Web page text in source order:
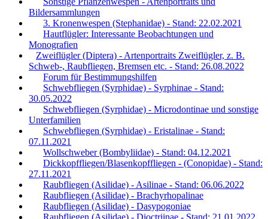
Bildersammlungen
3. Kronenwespen (Stephanidae) - Stand: 22.02.2021
Hautflügler: Interessante Beobachtungen und
Monografien
Zweiflügler (Diptera) - Artenportraits Zweiflügler, z. B.
Schweb-, Raubfliegen, Bremsen etc. - Stand: 26.08.2022
Forum für Bestimmungshilfen
Schwebfliegen (Syrphidae) - Syrphinae - Stand:
30.05.2022
Schwebfliegen (Syrphidae) - Microdontinae und sonstige
Unterfamilien
Schwebfliegen (Syrphidae) - Eristalinae - Stand:
07.11.2021
Wollschweber (Bombyliidae) - Stand: 04.12.2021
Dickkopffliegen/Blasenkopffliegen - (Conopidae) - Stand:
27.11.2021
Raubfliegen (Asilidae) - Asilinae - Stand: 06.06.2022
Raubfliegen (Asilidae) - Brachyrhopalinae
Raubfliegen (Asilidae) - Dasypogoniae
Raubfliegen (Asilidae) - Dioctriinae - Stand: 21.01.2022